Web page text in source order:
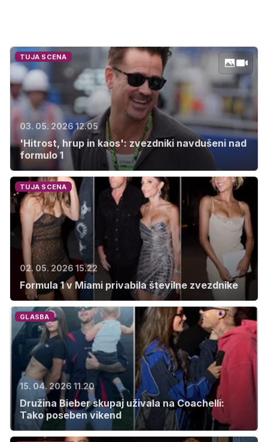
TUJA SCENA
03. 05. 2026 12.05
'Hitrost, hrup in kaos': zvezdniki navdušeni nad
formulo 1
TUJA SCENA
02. 05. 2026 15.22
Formula 1 v Miami privabila številne zvezdnike
GLASBA
15. 04. 2026 11.20
Družina Bieber skupaj uživala na Coachelli:
Tako poseben vikend